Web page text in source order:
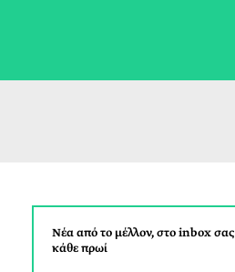
Νέα από το μέλλον, στο inbox σας
κάθε πρωί